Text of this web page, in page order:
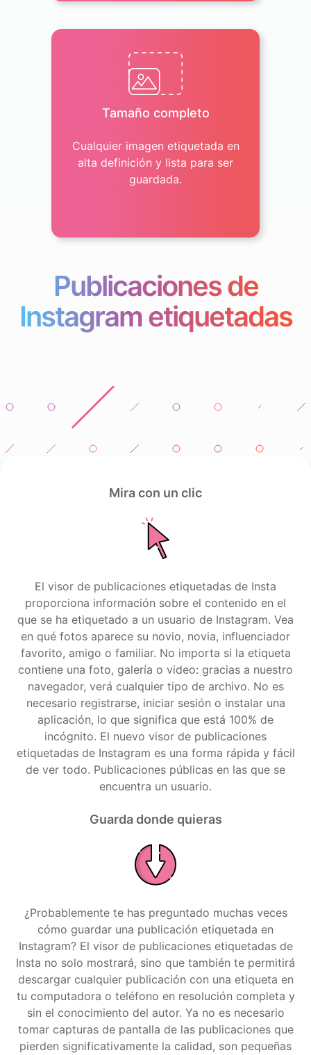
Tamaño completo
Cualquier imagen etiquetada en
alta definición y lista para ser
guardada.
Publicaciones de
Instagram etiquetadas
Mira con un clic
El visor de publicaciones etiquetadas de Insta
proporciona información sobre el contenido en el
que se ha etiquetado a un usuario de Instagram. Vea
en qué fotos aparece su novio, novia, influenciador
favorito, amigo o familiar. No importa si la etiqueta
contiene una foto, galería o video: gracias a nuestro
navegador, verá cualquier tipo de archivo. No es
necesario registrarse, iniciar sesión o instalar una
aplicación, lo que significa que está 100% de
incógnito. El nuevo visor de publicaciones
etiquetadas de Instagram es una forma rápida y fácil
de ver todo. Publicaciones públicas en las que se
encuentra un usuario.
Guarda donde quieras
¿Probablemente te has preguntado muchas veces
cómo guardar una publicación etiquetada en
Instagram? El visor de publicaciones etiquetadas de
Insta no solo mostrará, sino que también te permitirá
descargar cualquier publicación con una etiqueta en
tu computadora o teléfono en resolución completa y
sin el conocimiento del autor. Ya no es necesario
tomar capturas de pantalla de las publicaciones que
pierden significativamente la calidad, son pequeñas